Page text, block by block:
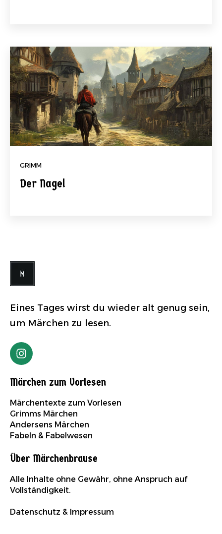
GRIMM
Der Nagel
Eines Tages wirst du wieder alt genug sein,
um Märchen zu lesen.
Märchen zum Vorlesen
Märchentexte zum Vorlesen
Grimms Märchen
Andersens Märchen
Fabeln & Fabelwesen
Über Märchenbrause
Alle Inhalte ohne Gewähr, ohne Anspruch auf
Vollständigkeit.
Datenschutz & Impressum